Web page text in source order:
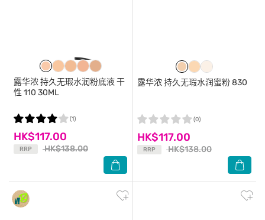
露华浓 持久无瑕水润粉底液 干
性 110 30ML
HK$117.00
RRP HK$138.00
(1)
露华浓 持久无瑕水润蜜粉 830
HK$117.00
RRP HK$138.00
(0)